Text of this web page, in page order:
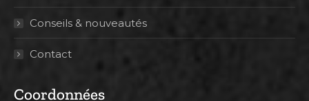
Conseils & nouveautés
Contact
Coordonnées